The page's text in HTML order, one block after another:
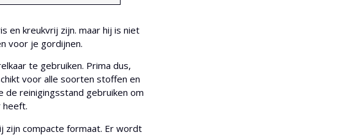
en kreukvrij zijn. maar hij is niet
voor je gordijnen.
te gebruiken. Prima dus,
voor alle soorten stoffen en
reinigingsstand gebruiken om
heeft.
zijn compacte formaat. Er wordt